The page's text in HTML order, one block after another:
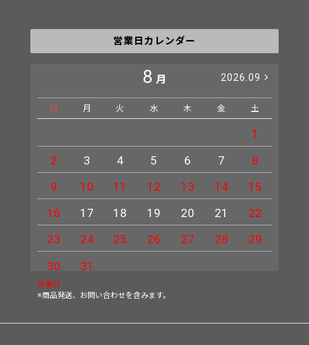
営業日カレンダー
8 月 2026.09
日 月 火 水 木 金 土
1
2
3 4 5 6 7
8
9
10 11 12 13 14
15
16
17 18 19 20 21
22
23
24 25 26 27 28
29
30
31
休業日
※商品発送、お問い合わせを含みます。